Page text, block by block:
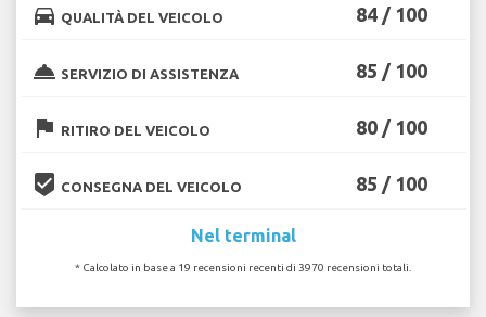
directions_car QUALITÀ DEL VEICOLO 84 / 100
room_service SERVIZIO DI ASSISTENZA 85 / 100
flag RITIRO DEL VEICOLO 80 / 100
beenhere CONSEGNA DEL VEICOLO 85 / 100
Nel terminal
* Calcolato in base a 19 recensioni recenti di 3970 recensioni totali.